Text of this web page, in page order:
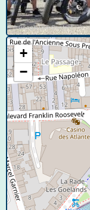
© Google User Content
+
−